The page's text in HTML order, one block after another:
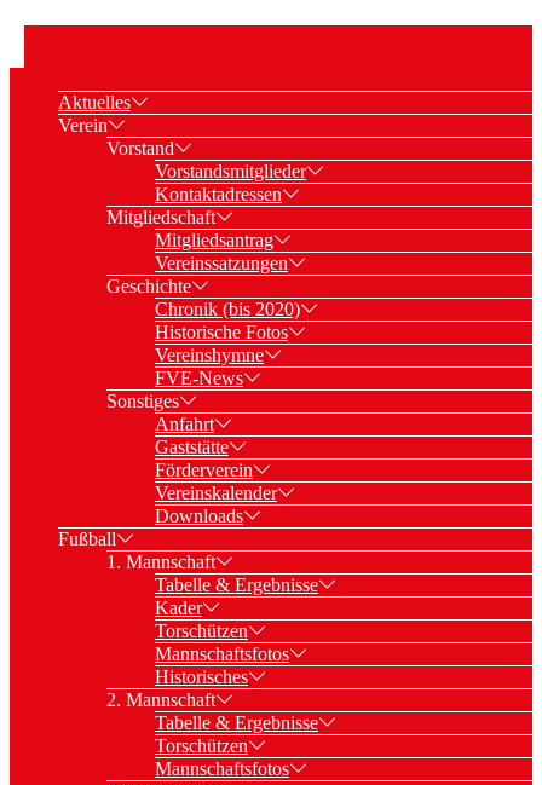
Aktuelles
Verein
Vorstand
Vorstandsmitglieder
Kontaktadressen
Mitgliedschaft
Mitgliedsantrag
Vereinssatzungen
Geschichte
Chronik (bis 2020)
Historische Fotos
Vereinshymne
FVE-News
Sonstiges
Anfahrt
Gaststätte
Förderverein
Vereinskalender
Downloads
Fußball
1. Mannschaft
Tabelle & Ergebnisse
Kader
Torschützen
Mannschaftsfotos
Historisches
2. Mannschaft
Tabelle & Ergebnisse
Torschützen
Mannschaftsfotos